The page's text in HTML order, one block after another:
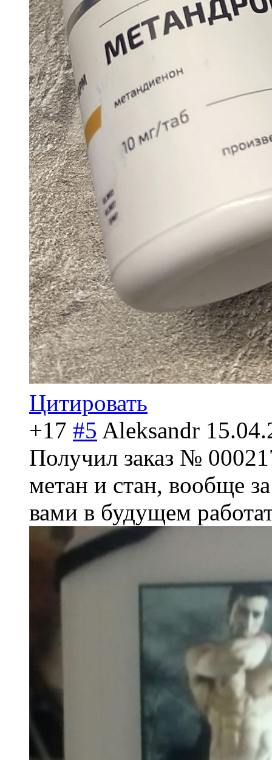
Цитировать
+17 #5 Aleksandr
Получил заказ №
метан и стан, вообще
вами в будущем